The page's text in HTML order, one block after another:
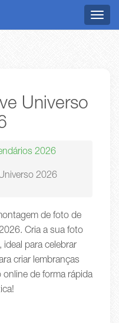
Menu
Universo
2026
2026
de foto de
Cria a sua foto
para celebrar
criar lembranças
de forma rápida